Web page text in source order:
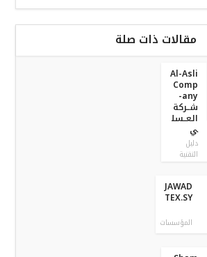
مقالات ذات صلة
دليل
التقنية
Al-Asli
Comp
any-
شــركة
الـعــسل
ي
المؤسسات
JAWAD
TEX.SY